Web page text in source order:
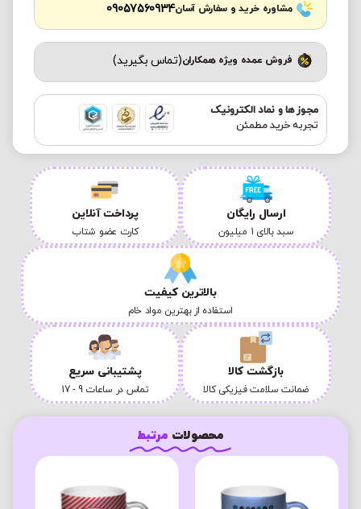
مشاوره خرید و سفارش آسان09057560934
فروش عمده ویژه همکاران(تماس بگیرید)
مجوز ها و نماد الکترونیک
تجربه خرید مطمئن
ارسال رایگان
سبد بالای 1 میلیون
پرداخت آنلاین
کارت عضو شتاب
بالاترین کیفیت
استفاده از بهترین مواد خام
بازگشت کالا
ضمانت سلامت فیزیکی کالا
پشتیبانی سریع
تماس در ساعات 9 - 17
محصولات مرتبط